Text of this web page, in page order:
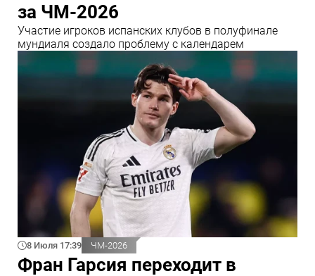
за ЧМ-2026
Участие игроков испанских клубов в полуфинале
мундиаля создало проблему с календарем
8 Июля 17:39 ЧМ-2026
Фран Гарсия переходит в